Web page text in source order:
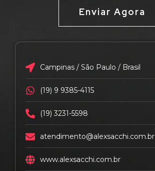
Enviar Agora
Campinas / São Paulo / Brasil
(19) 9 9385-4115
(19) 3231-5598
atendimento@alexsacchi.com.br
www.alexsacchi.com.br